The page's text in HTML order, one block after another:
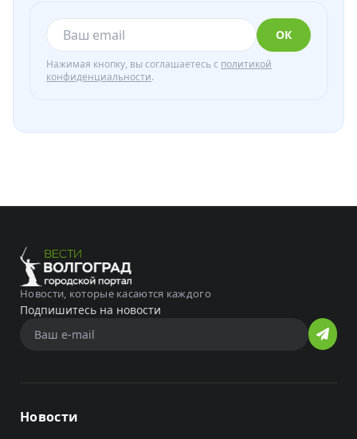
ОК
Нажимая кнопку, вы соглашаетесь с политикой
конфиденциальности.
Новости, которые касаются каждого
Подпишитесь на новости
Новости